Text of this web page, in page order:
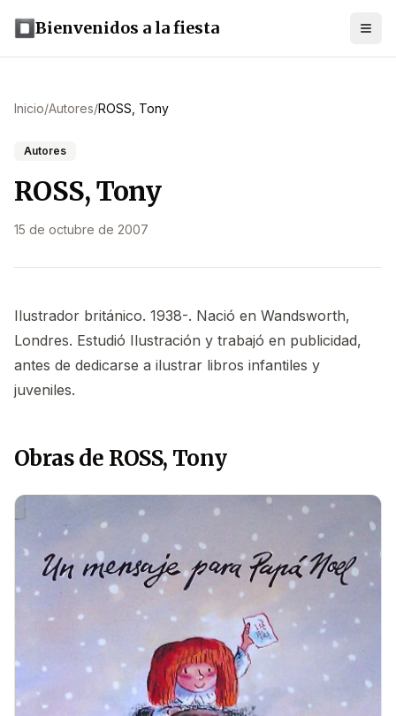
Bienvenidos a la fiesta
Inicio/Autores/ROSS, Tony
Autores
ROSS, Tony
15 de octubre de 2007
Ilustrador británico. 1938-. Nació en Wandsworth,
Londres. Estudió Ilustración y trabajó en publicidad,
antes de dedicarse a ilustrar libros infantiles y
juveniles.
Obras de ROSS, Tony